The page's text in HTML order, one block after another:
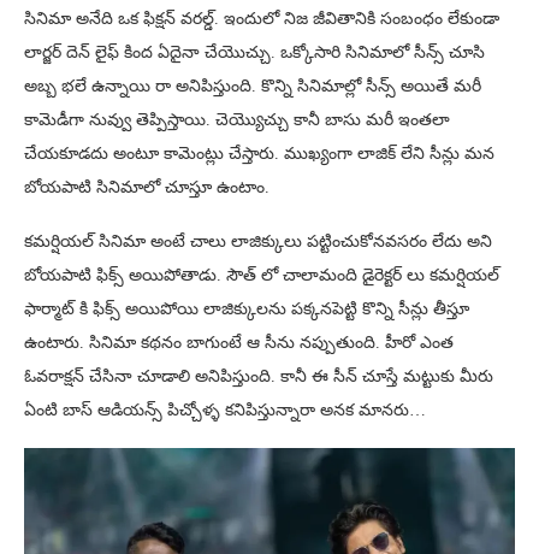
సినిమా అనేది ఒక ఫిక్షన్ వరల్డ్. ఇందులో నిజ జీవితానికి సంబంధం లేకుండా
లార్జర్ దెన్ లైఫ్ కింద ఏదైనా చేయొచ్చు. ఒక్కోసారి సినిమాలో సీన్స్ చూసి
అబ్బ భలే ఉన్నాయి రా అనిపిస్తుంది. కొన్ని సినిమాల్లో సీన్స్ అయితే మరీ
కామెడీగా నువ్వు తెప్పిస్తాయి. చెయ్యొచ్చు కానీ బాసు మరీ ఇంతలా
చేయకూడదు అంటూ కామెంట్లు చేస్తారు. ముఖ్యంగా లాజిక్ లేని సీన్లు మన
బోయపాటి సినిమాలో చూస్తూ ఉంటాం.
కమర్షియల్ సినిమా అంటే చాలు లాజిక్కులు పట్టించుకోనవసరం లేదు అని
బోయపాటి ఫిక్స్ అయిపోతాడు. సౌత్ లో చాలామంది డైరెక్టర్ లు కమర్షియల్
ఫార్మాట్ కి ఫిక్స్ అయిపోయి లాజిక్కులను పక్కనపెట్టి కొన్ని సీన్లు తీస్తూ
ఉంటారు. సినిమా కథనం బాగుంటే ఆ సీను నప్పుతుంది. హీరో ఎంత
ఓవరాక్షన్ చేసినా చూడాలి అనిపిస్తుంది. కానీ ఈ సీన్ చూస్తే మట్టుకు మీరు
ఏంటి బాస్ ఆడియన్స్ పిచ్చోళ్ళ కనిపిస్తున్నారా అనక మానరు…